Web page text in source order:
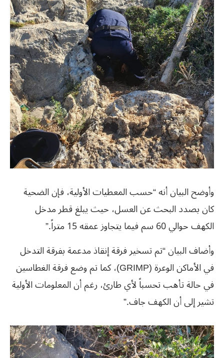
وأوضح البيان أنه “حسب المعطيات الأولية، فإن الضحية
كان بصدد البحث عن العسل، حيث يبلغ قطر مدخل
الكهف حوالي 60 سم فيما يتجاوز عمقه 15 متراً.”
وأضاف البيان “تم تسخير فرقة إنقاذ مدعمة بفرقة التدخل
في الأماكن الوعرة (GRIMP)، كما تم وضع فرقة الغطاسين
في حالة تأهب تحسباً لأي طارئ، رغم أن المعلومات الأولية
تشير إلى أن الكهف جاف.”